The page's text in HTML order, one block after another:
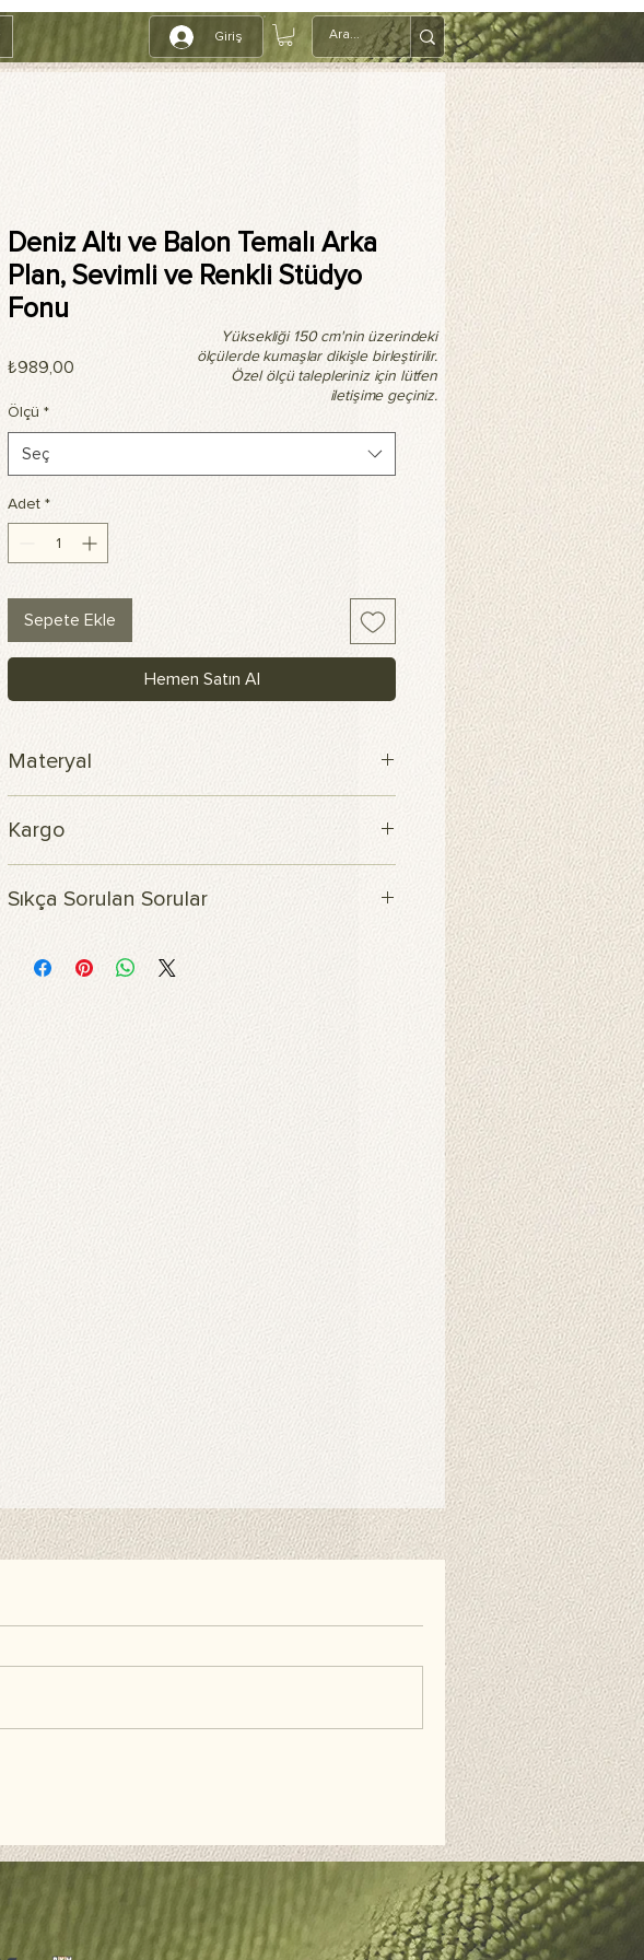
Giriş
Deniz Altı ve Balon Temalı Arka
Plan, Sevimli ve Renkli Stüdyo
Fonu
₺989,00
Ölçü *
Seç
Adet *
Sepete Ekle
Hemen Satın Al
Materyal
Kargo
Sıkça Sorulan Sorular
Görsellerimiz, dayanıklı ve yüksek kaliteli scuba
polyester kumaş üzerine basılır. Bu kumaş, esnek ve
kolayca monte edebilirsiniz. Ayrıca örtü olarak duvara
Yüksekliği 150 cm'nin üzerindeki
ölçülerde kumaşlar dikişle birleştirilir.
Özel ölçü talepleriniz için lütfen
iletişime geçiniz.